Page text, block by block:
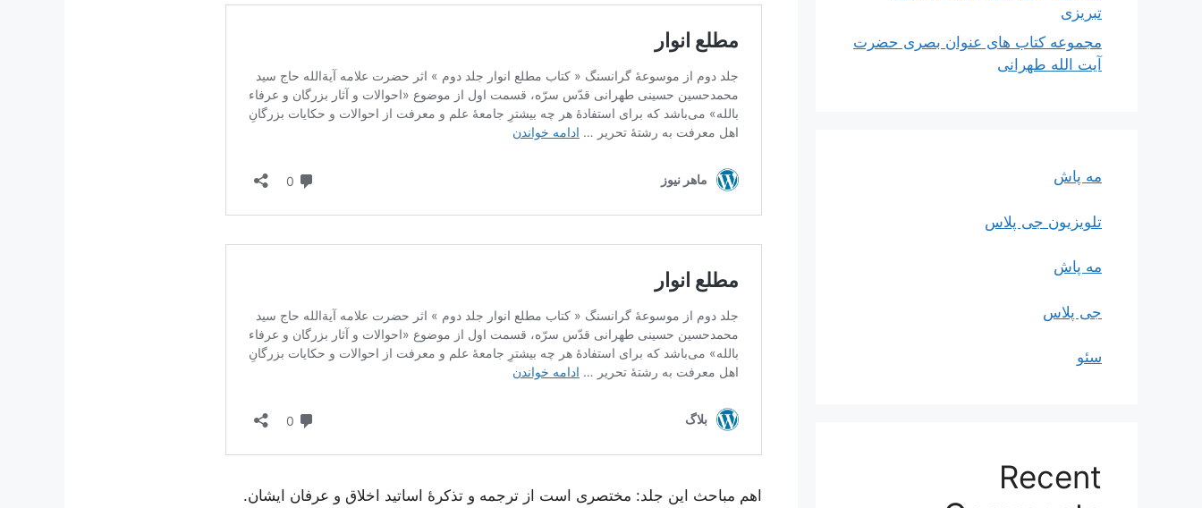
اهم مباحث این جلد: مختصری است از ترجمه و تذکرۀ اساتید اخلاق و عرفان ایشان.
تبریزی
مجموعه کتاب های عنوان بصری حضرت
آیت الله طهرانی
مه پاش
تلویزیون جی پلاس
مه پاش
جی پلاس
سئو
Recent